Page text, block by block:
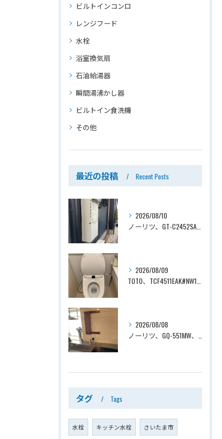
ビルトインコンロ
レンジフード
水栓
浴室換気扇
石油給湯器
瞬間湯沸かし器
ビルトイン食洗機
その他
最近の投稿 Recent Posts
2026/08/10
ノーリツ、GT-C2452SAWX-2 BL→ノーリツ、GT-C2472SAW-1 BL、24号、エコジョーズ、オート、屋外壁掛型、排気カバー付き、配管カバー付き、給湯器交換工事ー埼玉県上尾市向山
2026/08/09
TOTO、TCF4511EAK#NW1→TOTO、TCF4714AK#NW1、ホワイト、瞬間式、温水洗浄便座、ウォシュレット交換工事ー埼玉県さいたま市見沼区南中野
2026/08/08
ノーリツ、GQ-551MW、5号、元止式、屋内壁掛、防熱カバー付き、瞬間湯沸かし器（小型湯沸器）設置工事ー埼玉県川口市道合
タグ Tags
水栓 キッチン水栓 さいたま市